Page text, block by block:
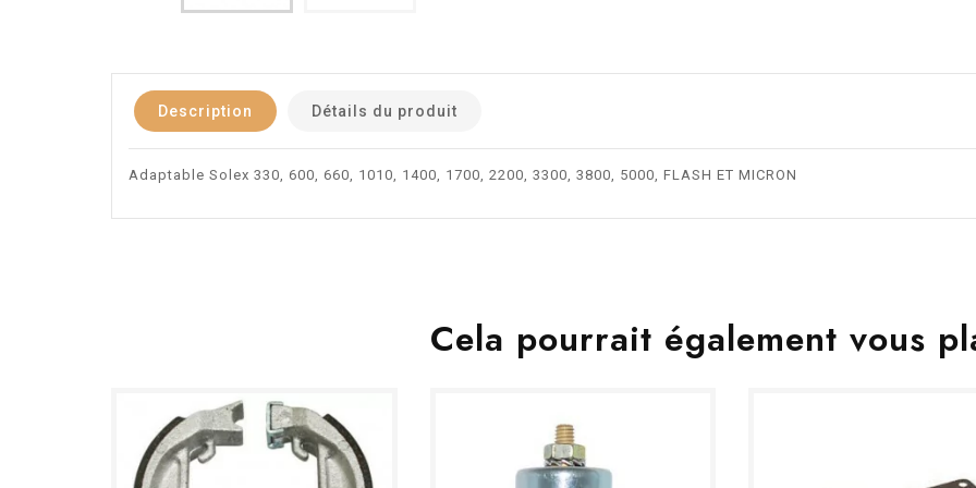
Description Détails du produit
Adaptable Solex 330, 600, 660, 1010, 1400, 1700, 2200, 3300, 3800, 5000, FLASH ET MICRON
Cela pourrait également vous